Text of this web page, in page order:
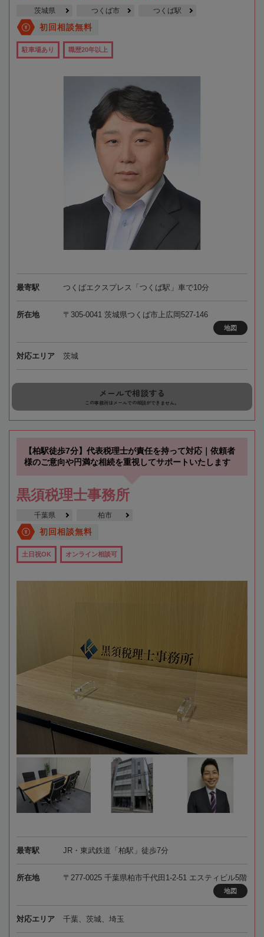
茨城県 つくば市 つくば駅
初回相談無料
駐車場あり 職歴20年以上
最寄駅 つくばエクスプレス「つくば駅」車で10分
所在地 〒305-0041 茨城県つくば市上広岡527-146
地図
対応エリア 茨城
メールで相談する
この事務所はメールでの相談ができません。
【柏駅徒歩7分】代表税理士が責任を持って対応｜依頼者
様のご意向や円満な相続を重視してサポートいたします
黒須税理士事務所
千葉県 柏市
初回相談無料
土日祝OK オンライン相談可
最寄駅 JR・東武鉄道「柏駅」徒歩7分
所在地 〒277-0025 千葉県柏市千代田1-2-51 エスティビル5階
地図
対応エリア 千葉、茨城、埼玉